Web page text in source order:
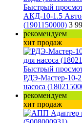
Быстрый
АКД-10-1.5
(1901150000) 3
рекомендуем
хит продаж
Быстрый
РДЭ-Мастер-10-
насоса
рекомендуем
хит продаж